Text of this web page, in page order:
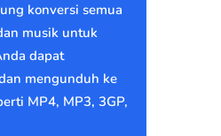
konversi semua
musik untuk
dapat
mengunduh ke
MP4, MP3, 3GP,